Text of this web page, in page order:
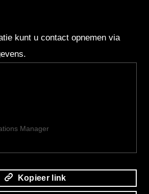
kunt u contact opnemen via
Manager
Kopieer link